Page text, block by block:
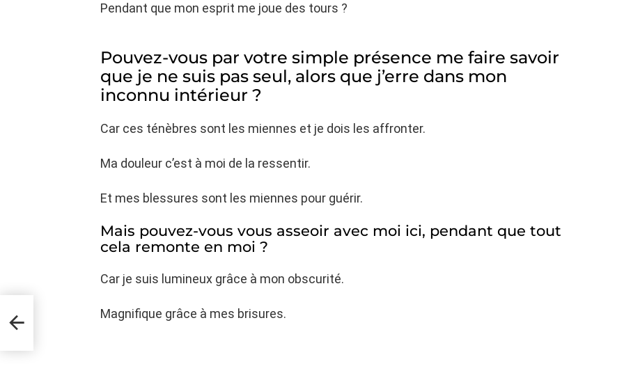
Pendant que mon esprit me joue des tours ?
Pouvez-vous par votre simple présence me faire savoir
que je ne suis pas seul, alors que j’erre dans mon
inconnu intérieur ?
Car ces ténèbres sont les miennes et je dois les affronter.
Ma douleur c’est à moi de la ressentir.
Et mes blessures sont les miennes pour guérir.
Mais pouvez-vous vous asseoir avec moi ici, pendant que tout
cela remonte en moi ?
Car je suis lumineux grâce à mon obscurité.
Magnifique grâce à mes brisures.